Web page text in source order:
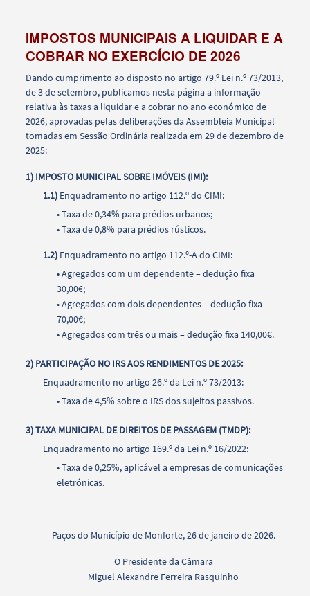
IMPOSTOS MUNICIPAIS A LIQUIDAR E A
COBRAR NO EXERCÍCIO DE 2026
Dando cumprimento ao disposto no artigo 79.º Lei n.º 73/2013,
de 3 de setembro, publicamos nesta página a informação
relativa às taxas a liquidar e a cobrar no ano económico de
2026, aprovadas pelas deliberações da Assembleia Municipal
tomadas em Sessão Ordinária realizada em 29 de dezembro de
2025:
1) IMPOSTO MUNICIPAL SOBRE IMÓVEIS (IMI):
1.1) Enquadramento no artigo 112.º do CIMI:
• Taxa de 0,34% para prédios urbanos;
• Taxa de 0,8% para prédios rústicos.
1.2) Enquadramento no artigo 112.º-A do CIMI:
• Agregados com um dependente – dedução fixa
30,00€;
• Agregados com dois dependentes – dedução fixa
70,00€;
• Agregados com três ou mais – dedução fixa 140,00€.
2) PARTICIPAÇÃO NO IRS AOS RENDIMENTOS DE 2025:
Enquadramento no artigo 26.º da Lei n.º 73/2013:
• Taxa de 4,5% sobre o IRS dos sujeitos passivos.
3) TAXA MUNICIPAL DE DIREITOS DE PASSAGEM (TMDP):
Enquadramento no artigo 169.º da Lei n.º 16/2022:
• Taxa de 0,25%, aplicável a empresas de comunicações
eletrónicas.
Paços do Município de Monforte, 26 de janeiro de 2026.
O Presidente da Câmara
Miguel Alexandre Ferreira Rasquinho